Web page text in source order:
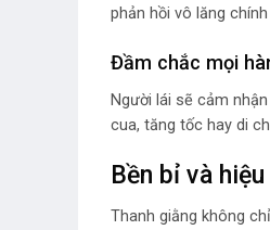
phản hồi vô lăng
Đầm chắc mọi
Người lái sẽ cảm
cua, tăng tốc hay di
Bền bỉ và
Thanh giằng không